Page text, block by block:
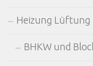
Heizung Lüftung
BHKW und